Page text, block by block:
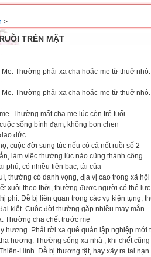
>
TRÊN MẶT
Mẹ. Thường phải xa cha hoặc mẹ từ thuở
Mẹ. Thường phải xa cha hoặc mẹ từ thuở
Thường mất cha mẹ lúc còn trẻ tuổi
sống bình đạm, không bon chen
đức
cuộc đời sung túc nếu có cả nốt ruồi số 2
làm việc thường lúc nào cũng thành công
phú, có nhiều tiền bạc, tài của
thường có danh vọng, địa vị cao trong xã hội
xuôi theo thời, thường được người có thế
phi. Dễ bị liên quan trong các vụ kiện tụng,
kiết. Cuộc đời thường gặp nhiều may mắn
Thường cha chết trước mẹ
hương. Phải rời xa quê quán lập nghiệp mới
hương. Thường sống xa nhà , khi chết
Hình. Dễ bị thương tật, hay xãy ra tai nạn